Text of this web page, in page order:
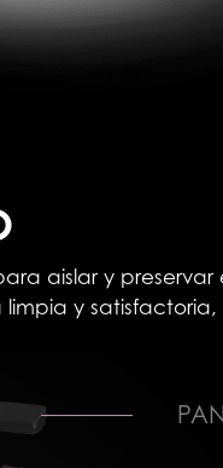
aislar y preservar
y satisfactoria,